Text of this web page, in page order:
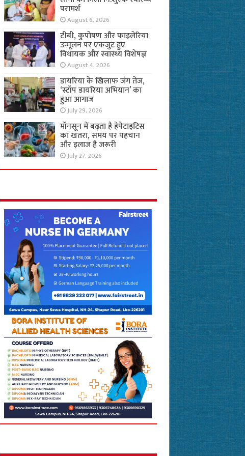
परामर्श
August 6, 2026
टीबी, कुपोषण और फाइलेरिया
उन्मूलन पर एकजुट हुए
विधायक और स्वास्थ्य विशेषज्ञ
August 4, 2026
डायरिया के खिलाफ जंग तेज,
‘स्टॉप डायरिया अभियान’ का
हुआ आगाज
July 29, 2026
मॉनसून में बढ़ता है हेपेटाइटिस
का खतरा, समय पर पहचान
और इलाज है जरूरी
July 27, 2026